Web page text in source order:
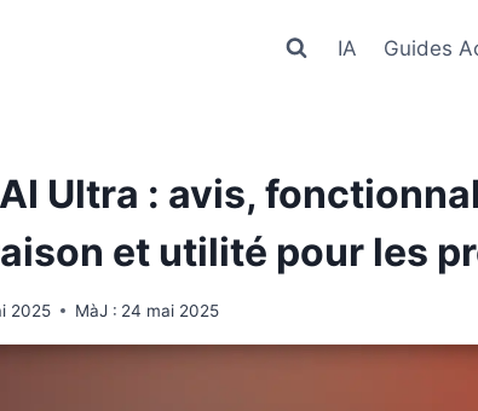
IA Guides
Ultra : avis,
et utilité pour les
2025 MàJ : 24 mai 2025